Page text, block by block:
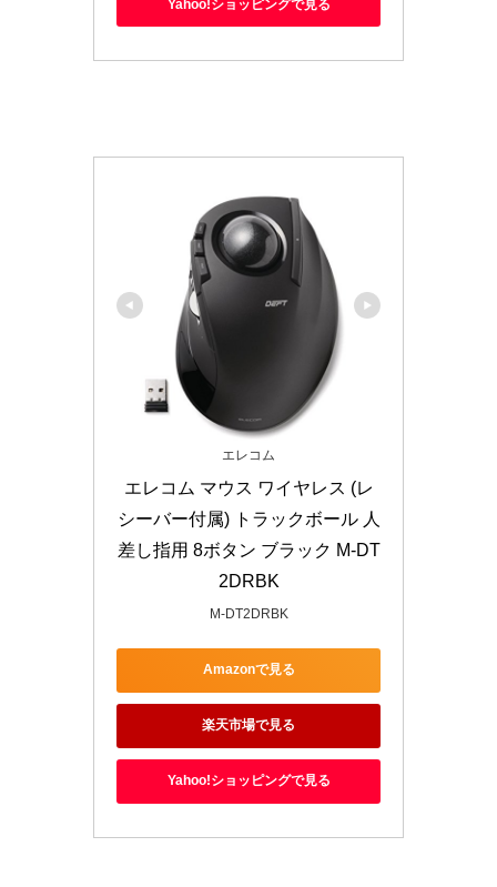
Yahoo!ショッピングで見る
エレコム
エレコム マウス ワイヤレス (レ
シーバー付属) トラックボール 人
差し指用 8ボタン ブラック M-DT
2DRBK
M-DT2DRBK
Amazonで見る
楽天市場で見る
Yahoo!ショッピングで見る